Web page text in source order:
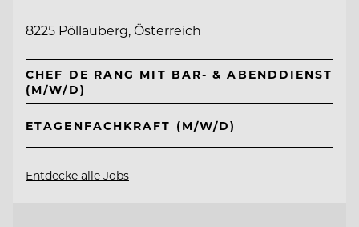
8225 Pöllauberg, Österreich
CHEF DE RANG MIT BAR- & ABENDDIENST
(M/W/D)
ETAGENFACHKRAFT (M/W/D)
Entdecke alle Jobs